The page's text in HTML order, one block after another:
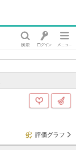
評価グラフ